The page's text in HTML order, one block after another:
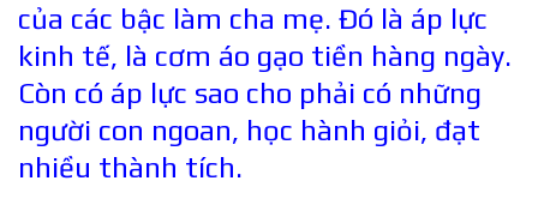
của các bậc làm cha mẹ. Đó là áp lực
kinh tế, là cơm áo gạo tiền hàng ngày.
Còn có áp lực sao cho phải có những
người con ngoan, học hành giỏi, đạt
nhiều thành tích.